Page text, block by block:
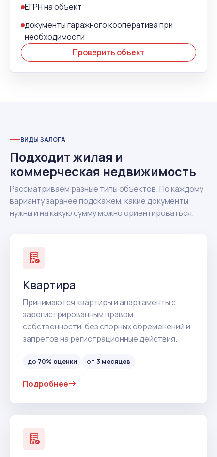
ЕГРН на объект
документы гаражного кооператива при
необходимости
Проверить объект
ВИДЫ ЗАЛОГА
Подходит жилая и
коммерческая недвижимость
Рассматриваем разные типы объектов. По каждому
варианту заранее подскажем, какие документы
нужны и на какую сумму можно ориентироваться.
Квартира
Принимаются квартиры и апартаменты с
зарегистрированным правом
собственности, без спорных обременений и
запретов на регистрационные действия.
до 70% оценки от 3 месяцев
Подробнее